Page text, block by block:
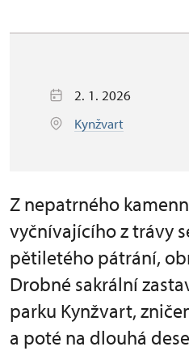
2. 1. 2026
Kynžvart
Z nepatrného
vyčnívajícího z trávy
pětiletého pátrání,
Drobné sakrální
parku Kynžvart,
a poté na dlouhá